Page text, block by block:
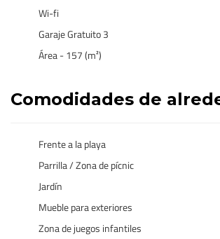
Wi-fi
Garaje Gratuito 3
Área - 157 (m²)
Comodidades de
Frente a la playa
Parrilla / Zona de pícnic
Jardín
Mueble para exteriores
Zona de juegos infantiles